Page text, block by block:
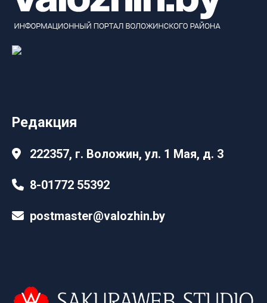
Редакция
222357, г. Воложин, ул. 1 Мая, д. 3
8-01772 55392
postmaster@valozhin.by